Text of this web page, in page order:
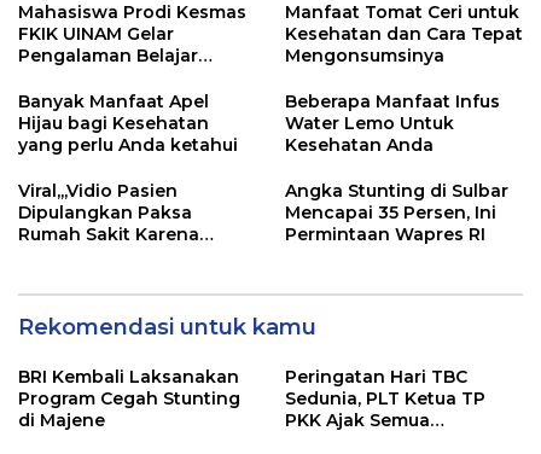
Mahasiswa Prodi Kesmas
FKIK UINAM Gelar
Pengalaman Belajar
Kanreapia Gowa
Manfaat Tomat Ceri untuk
Kesehatan dan Cara Tepat
Mengonsumsinya
Banyak Manfaat Apel
Hijau bagi Kesehatan
yang perlu Anda ketahui
Beberapa Manfaat Infus
Water Lemo Untuk
Kesehatan Anda
Viral,,,Vidio Pasien
Dipulangkan Paksa
Rumah Sakit Karena
Angka Stunting di Sulbar
Mencapai 35 Persen, Ini
Permintaan Wapres RI
Rekomendasi untuk kamu
BRI Kembali Laksanakan
Program Cegah Stunting
di Majene
Peringatan Hari TBC
Sedunia, PLT Ketua TP
PKK Ajak Semua